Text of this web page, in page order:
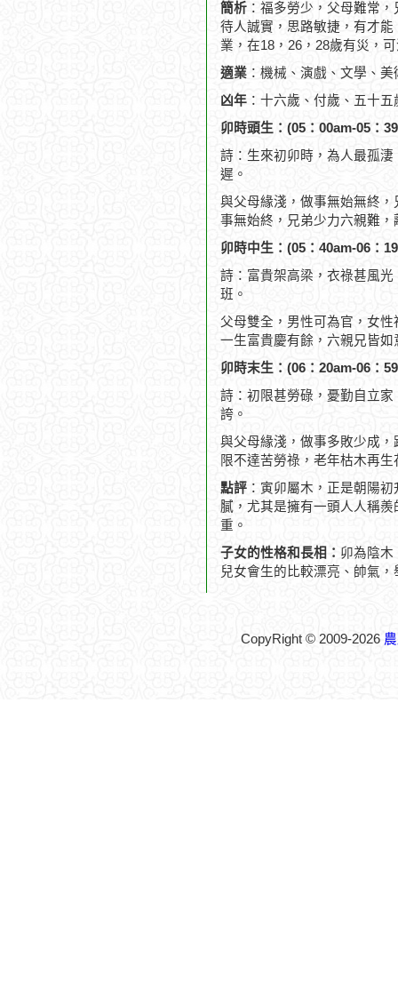
簡析 ：福多勞少，父母難常
待人誠實，思路敏捷，有才
業，在18，26，28歲有災，
適業 ：機械、演戲、文學、
凶年 ：十六歲、付歲、五十
卯時頭生：(05：00am-05：
詩：生來初卯時，為人最孤
遲。
與父母緣淺，做事無始無終
事無始終，兄弟少力六親難
卯時中生：(05：40am-06：
詩：富貴架高梁，衣祿甚風
班。
父母雙全，男性可為官，女
一生富貴慶有餘，六親兄皆如
卯時末生：(06：20am-06：
詩：初限甚勞碌，憂勤自立
誇。
與父母緣淺，做事多敗少成
限不達苦勞祿，老年枯木再生
點評 ：寅卯屬木，正是朝陽
膩，尤其是擁有一頭人人稱
重。
子女的性格和長相： 卯為陰木
兒女會生的比較漂亮、帥氣
CopyRight © 2009-2026